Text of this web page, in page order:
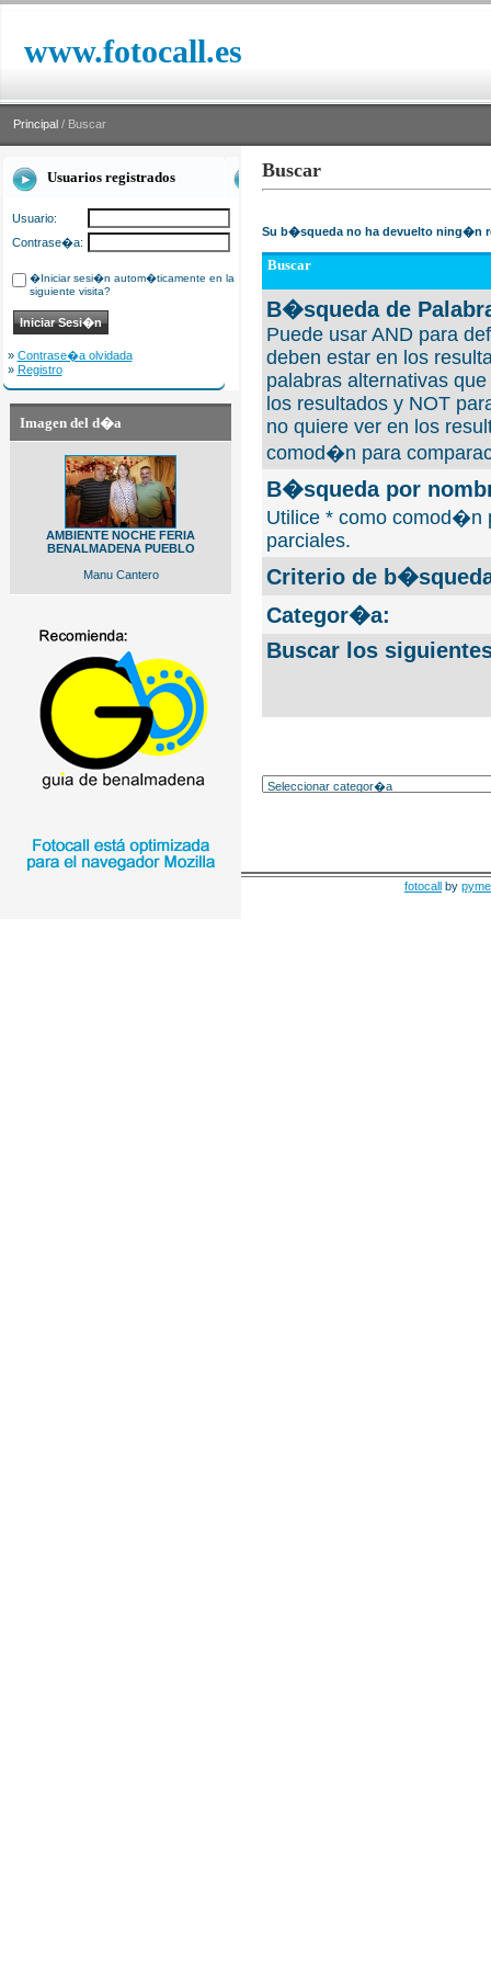
www.fotocall.es
Principal / Buscar
Usuarios registrados
Usuario:
Contrase�a:
�Iniciar sesi�n autom�ticamente en la
siguiente visita?
» Contrase�a olvidada
» Registro
Imagen del d�a
AMBIENTE NOCHE FERIA
BENALMADENA PUEBLO
Manu Cantero
Buscar
Su b�squeda no ha devuelto ning�n
Buscar
B�squeda de
Puede usar AND para
deben estar en los
palabras alternativas
los resultados y NOT
no quiere ver en los
comod�n para
B�squeda por
Utilice * como comod�n
parciales.
Criterio de
Categor�a:
Buscar los
fotocall by